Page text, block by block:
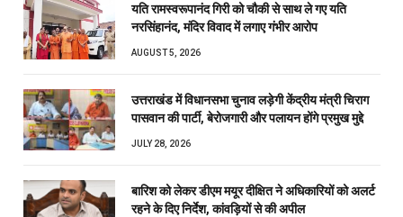
यति रामस्वरूपानंद गिरी को चौकी से साथ ले गए यति
नरसिंहानंद, मंदिर विवाद में लगाए गंभीर आरोप
AUGUST 5, 2026
उत्तराखंड में विधानसभा चुनाव लड़ेगी केंद्रीय मंत्री चिराग
पासवान की पार्टी, बेरोजगारी और पलायन होंगे प्रमुख मुद्दे
JULY 28, 2026
बारिश को लेकर डीएम मयूर दीक्षित ने अधिकारियों को अलर्ट
रहने के दिए निर्देश, कांवड़ियों से की अपील